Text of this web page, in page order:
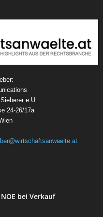
e.U.
24-26/17a
bei Verkauf